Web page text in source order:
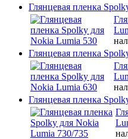
Глянцевая пленка
Глянцевая пленка
Глянцевая пленка